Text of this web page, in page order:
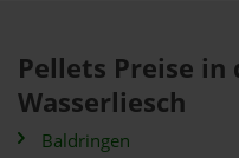
Pellets Preise in
Wasserliesch
Baldringen